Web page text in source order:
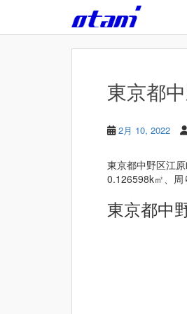
東京都
2月 10, 2022
東京都中野区江
0.126598k㎡、周
東京都中